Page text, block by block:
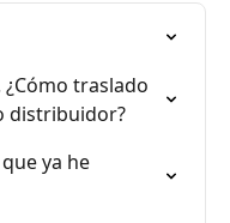
traslado
distribuidor?
ya he